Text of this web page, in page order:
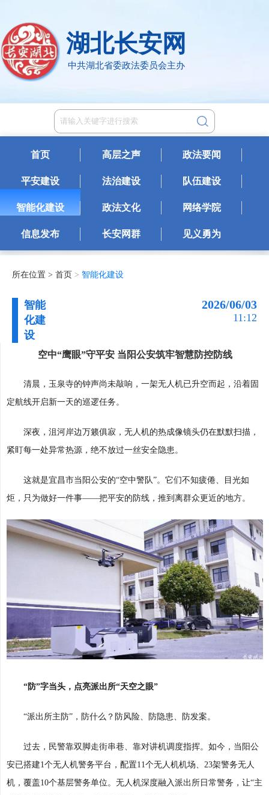
湖北长安网
中共湖北省委政法委员会主办
首页 高层之声 政法要闻
平安建设 法治建设 队伍建设
智能化建设 政法文化 网络学院
信息发布 长安网群 见义勇为
所在位置 > 首页 > 智能化建设
智能
化建
设
2026/06/03
11:12
空中“鹰眼”守平安 当阳公安筑牢智慧防控防线
清晨，玉泉寺的钟声尚未敲响，一架无人机已升空而起，沿着固
定航线开启新一天的巡逻任务。
深夜，沮河岸边万籁俱寂，无人机的热成像镜头仍在默默扫描，
紧盯每一处异常热源，绝不放过一丝安全隐患。
这就是宜昌市当阳公安的“空中警队”。它们不知疲倦、目光如
炬，只为做好一件事——把平安的防线，推到离群众更近的地方。
“防”字当头，点亮派出所“天空之眼”
“派出所主防”，防什么？防风险、防隐患、防发案。
过去，民警靠双脚走街串巷、靠对讲机调度指挥。如今，当阳公
安已搭建1个无人机警务平台，配置11个无人机机场、23架警务无人
机，覆盖10个基层警务单位。无人机深度融入派出所日常警务，让“主